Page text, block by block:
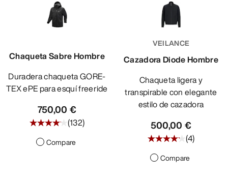
Chaqueta Sabre Hombre
Duradera chaqueta GORE-
TEX ePE para esquí freeride
750,00 €
(132)
Compare
VEILANCE
Cazadora Diode Hombre
Chaqueta ligera y
transpirable con elegante
estilo de cazadora
500,00 €
(4)
Compare